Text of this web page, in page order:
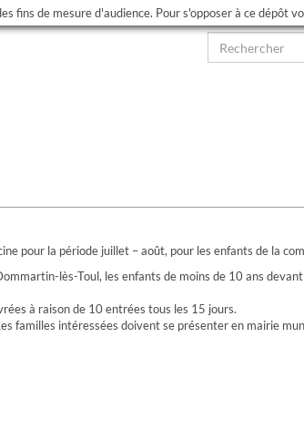
fins de mesure d'audience. Pour s'opposer à ce dépôt
pour la période juillet – août, pour les enfants de la
lès-Toul, les enfants de moins de 10 ans
à raison de 10 entrées tous les 15 jours.
familles intéressées doivent se présenter en mairie